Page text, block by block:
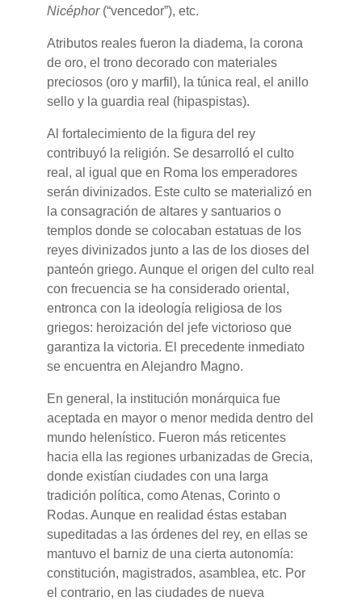
Nicéphor(“vencedor”), etc.
Atributos reales fueron la diadema, la corona
de oro, el trono decorado con materiales
preciosos (oro y marfil), la túnica real, el anillo
sello y la guardia real (hipaspistas).
Al fortalecimiento de la figura del rey
contribuyó la religión. Se desarrolló el culto
real, al igual que en Roma los emperadores
serán divinizados. Este culto se materializó en
la consagración de altares y santuarios o
templos donde se colocaban estatuas de los
reyes divinizados junto a las de los dioses del
panteón griego. Aunque el origen del culto real
con frecuencia se ha considerado oriental,
entronca con la ideología religiosa de los
griegos: heroización del jefe victorioso que
garantiza la victoria. El precedente inmediato
se encuentra en Alejandro Magno.
En general, la institución monárquica fue
aceptada en mayor o menor medida dentro del
mundo helenístico. Fueron más reticentes
hacia ella las regiones urbanizadas de Grecia,
donde existían ciudades con una larga
tradición política, como Atenas, Corinto o
Rodas. Aunque en realidad éstas estaban
supeditadas a las órdenes del rey, en ellas se
mantuvo el barniz de una cierta autonomía:
constitución, magistrados, asamblea, etc. Por
el contrario, en las ciudades de nueva